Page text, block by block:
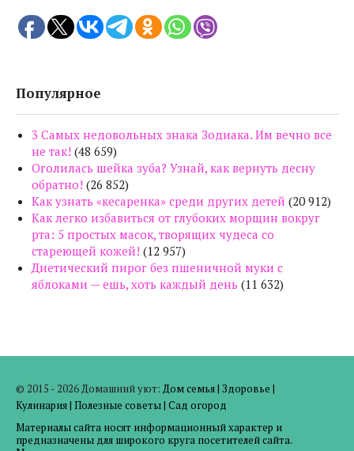
Популярное
3 Самых недовольных знака Зодиака. Им вечно все
не так! (48 659)
Оголилась шейка зуба? Узнай, как вернуть десну
обратно! (26 852)
Как узнать «кесаренка» среди других детей (20 912)
Как легко избавиться от глубоких морщин вокруг
рта: 5 простых масок, творящих чудеса со
стареющей кожей! (12 957)
Диетический пирог без пшеничной муки с
яблоками — ешь, хоть каждый день (11 632)
© 2015 - 2026 Домашний уют: Дом семья| Здоровье |
Кулинария| Полезные советы| Сад огород
Материалы сайта носят информационный характер и
предназначены для широкого круга посетителей сайта.